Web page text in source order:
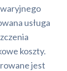
usługa
koszty.
jest